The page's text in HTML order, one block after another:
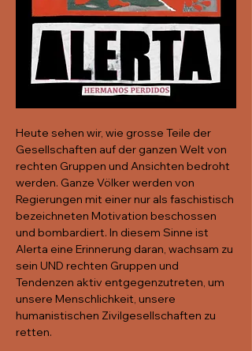
Heute sehen wir, wie grosse Teile der
Gesellschaften auf der ganzen Welt von
rechten Gruppen und Ansichten bedroht
werden. Ganze Völker werden von
Regierungen mit einer nur als faschistisch
bezeichneten Motivation beschossen
und bombardiert. In diesem Sinne ist
Alerta eine Erinnerung daran, wachsam zu
sein UND rechten Gruppen und
Tendenzen aktiv entgegenzutreten, um
unsere Menschlichkeit, unsere
humanistischen Zivilgesellschaften zu
retten.